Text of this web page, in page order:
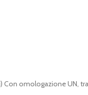
Con omologazione UN,